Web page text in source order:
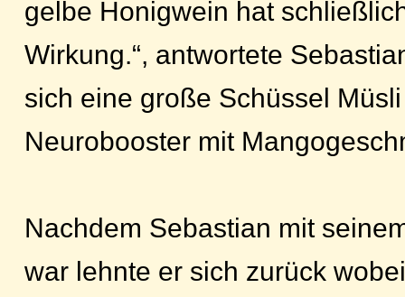
gelbe Honigwein hat
Wirkung.“, antwortete
sich eine große Schüssel
Neurobooster mit
Nachdem Sebastian mit
war lehnte er sich zurück